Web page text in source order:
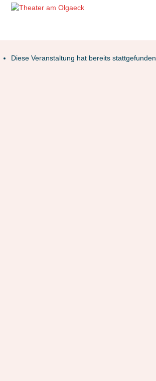
Diese Veranstaltung hat bereits stattgefunden.